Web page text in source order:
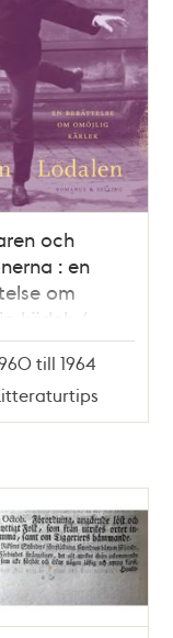
och
: en
om
kärlek /
till 1964